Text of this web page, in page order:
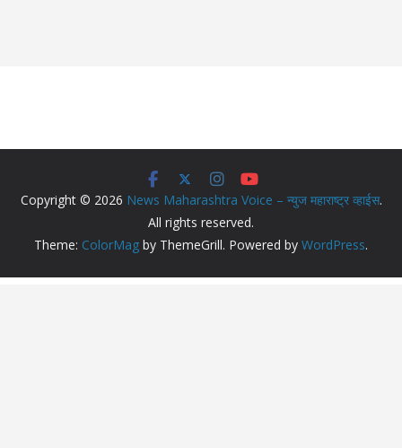
Copyright © 2026 News Maharashtra Voice – न्युज महाराष्ट्र व्हाईस.
All rights reserved.
Theme: ColorMag by ThemeGrill. Powered by WordPress.